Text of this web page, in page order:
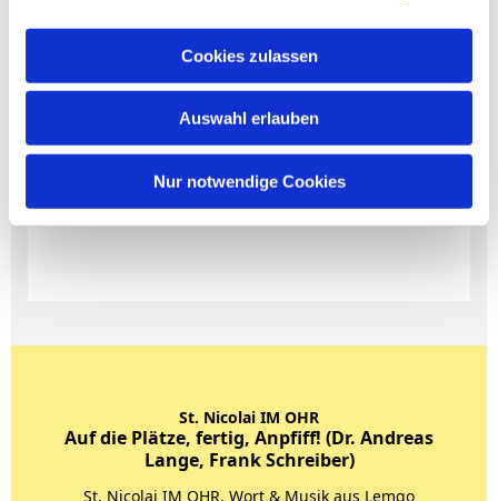
Cookies zulassen
Auswahl erlauben
Nur notwendige Cookies